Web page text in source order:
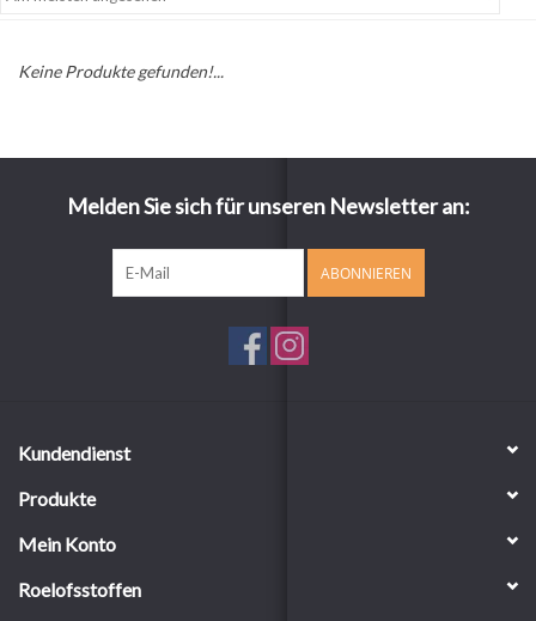
Keine Produkte gefunden!...
Melden Sie sich für unseren Newsletter an:
ABONNIEREN
Kundendienst
Produkte
Mein Konto
Roelofsstoffen